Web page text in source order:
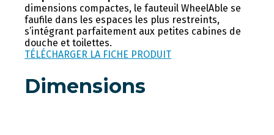
dimensions compactes, le fauteuil WheelAble se
faufile dans les espaces les plus restreints,
s’intégrant parfaitement aux petites cabines de
douche et toilettes.
TÉLÉCHARGER LA FICHE PRODUIT
Dimensions